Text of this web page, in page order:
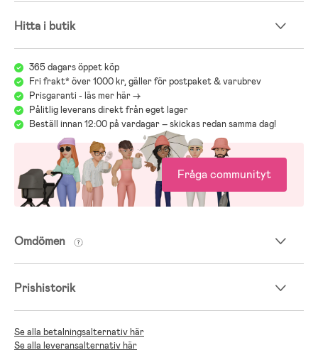
Hitta i butik
365 dagars öppet köp
Fri frakt* över 1000 kr, gäller för postpaket & varubrev
Prisgaranti - läs mer här ->
Pålitlig leverans direkt från eget lager
Beställ innan 12:00 på vardagar – skickas redan samma dag!
Fråga communityt
Omdömen
Prishistorik
Se alla betalningsalternativ här
Se alla leveransalternativ här